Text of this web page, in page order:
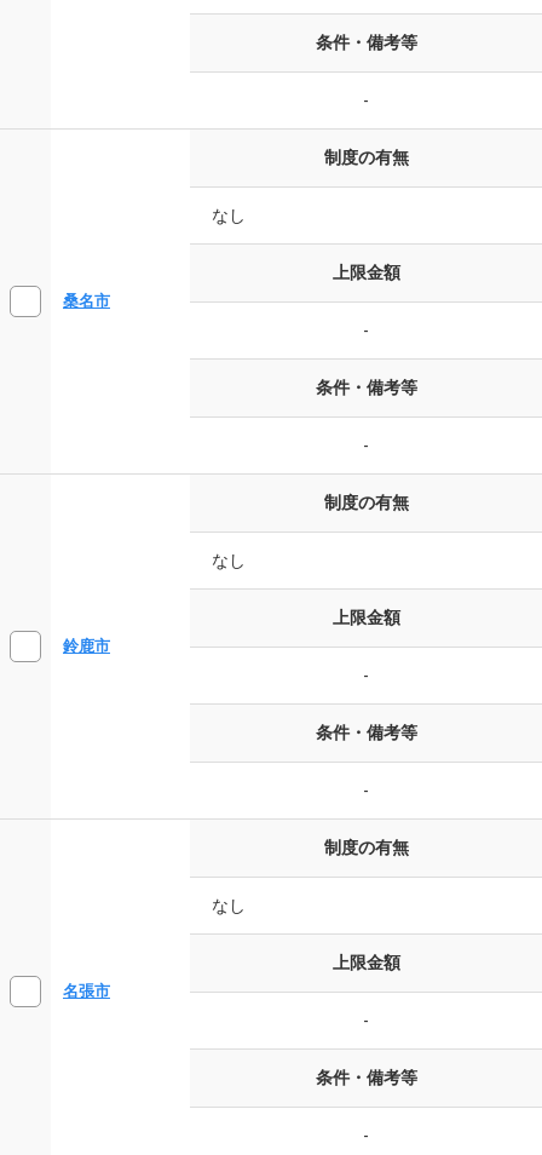
条件・備考等
-
桑名市
制度の有無
なし
上限金額
-
条件・備考等
-
鈴鹿市
制度の有無
なし
上限金額
-
条件・備考等
-
名張市
制度の有無
なし
上限金額
-
条件・備考等
-